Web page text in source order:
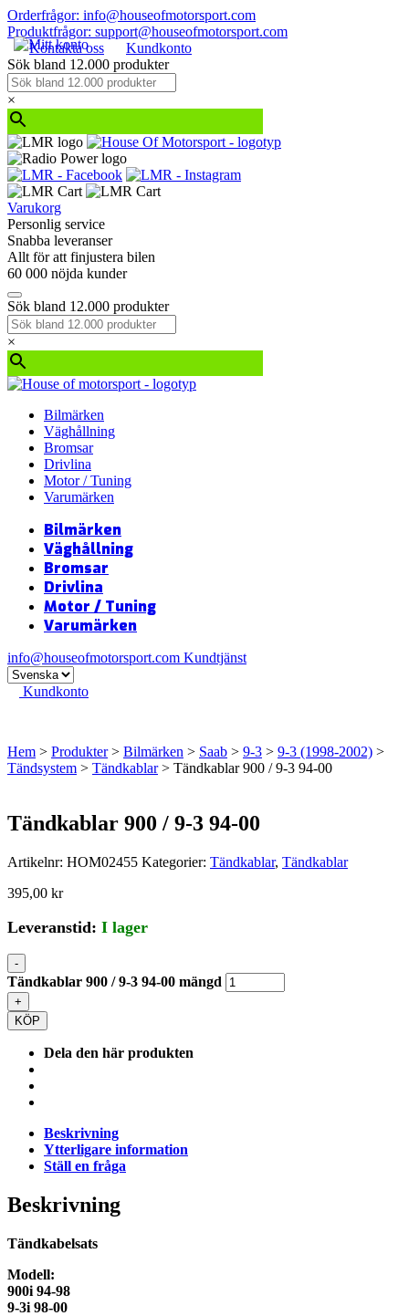
Orderfrågor: info@houseofmotorsport.com
Produktfrågor: support@houseofmotorsport.com
Kontakta oss
Kundkonto
Sök bland 12.000 produkter
×
Varukorg
Personlig service
Snabba leveranser
Allt för att finjustera bilen
60 000 nöjda kunder
Sök bland 12.000 produkter
×
Bilmärken
Väghållning
Bromsar
Drivlina
Motor / Tuning
Varumärken
Bilmärken
Väghållning
Bromsar
Drivlina
Motor / Tuning
Varumärken
info@houseofmotorsport.com Kundtjänst
Kundkonto
Hem > Produkter> Bilmärken > Saab > 9-3 > 9-3 (1998-2002) >
Tändsystem > Tändkablar> Tändkablar 900 / 9-3 94-00
Tändkablar 900 / 9-3 94-00
Artikelnr: HOM02455 Kategorier: Tändkablar, Tändkablar
395,00 kr
Leveranstid: I lager
-
Tändkablar 900 / 9-3 94-00 mängd
+
KÖP
Dela den här produkten
Beskrivning
Ytterligare information
Ställ en fråga
Beskrivning
Tändkabelsats
Modell:
900i 94-98
9-3i 98-00